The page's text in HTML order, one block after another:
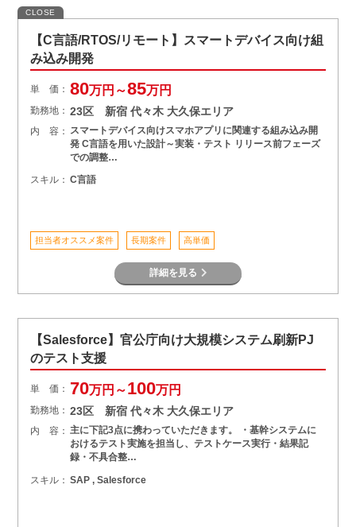
CLOSE
【C言語/RTOS/リモート】スマートデバイス向け組
み込み開発
単 価： 80万円～85万円
勤務地： 23区 新宿 代々木 大久保エリア
内 容： スマートデバイス向けスマホアプリに関連する組み込み開
発 C言語を用いた設計～実装・テスト リリース前フェーズ
での調整…
スキル： C言語
担当者オススメ案件 長期案件 高単価
詳細を見る
【Salesforce】官公庁向け大規模システム刷新PJ
のテスト支援
単 価： 70万円～100万円
勤務地： 23区 新宿 代々木 大久保エリア
内 容： 主に下記3点に携わっていただきます。 ・基幹システムに
おけるテスト実施を担当し、テストケース実行・結果記
録・不具合整…
スキル： SAP , Salesforce